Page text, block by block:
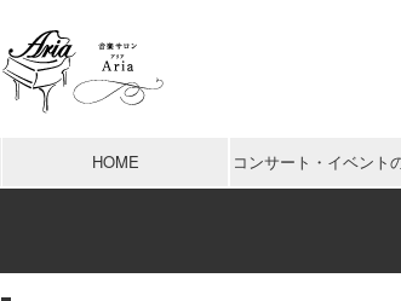
HOME コンサート・イベント